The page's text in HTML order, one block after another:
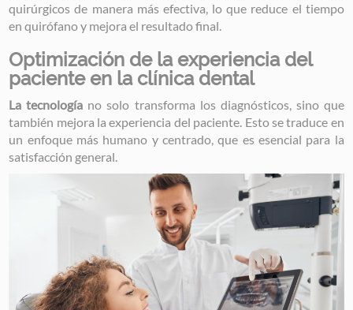
quirúrgicos de manera más efectiva, lo que reduce el tiempo
en quirófano y mejora el resultado final.
Optimización de la experiencia del
paciente en la clínica dental
La tecnología no solo transforma los diagnósticos, sino que
también mejora la experiencia del paciente. Esto se traduce en
un enfoque más humano y centrado, que es esencial para la
satisfacción general.